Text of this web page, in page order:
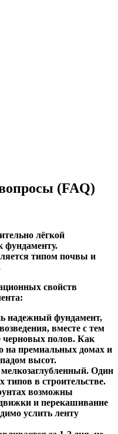
(FAQ)
лёгкой
фундаменту.
типом почвы и
свойств
надежный фундамент,
вместе с тем
черновых полов. Как
на премиальных домах и
высот.
Один
типов в строительстве.
возможны
и перекашивание
услить ленту